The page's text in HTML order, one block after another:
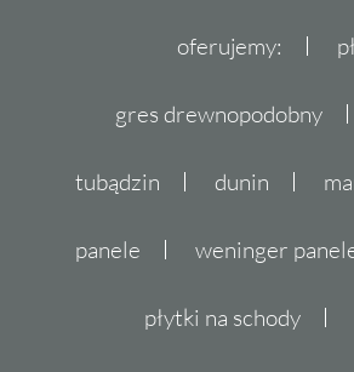
oferujemy:
gres drewnopodobny
tubądzin dunin
panele weninger
płytki na schody